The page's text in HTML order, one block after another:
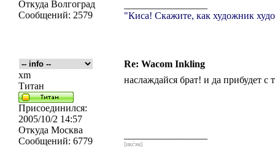
Откуда Волгоград
Сообщений: 2579
"Киса! Скажите, как художник
Re: Wacom Inkling
xm
Титан
Присоединился:
2005/10/2 14:57
Откуда Москва
Сообщений: 6779
наслаждайся брат! и да прибудет с
[икс́эм]